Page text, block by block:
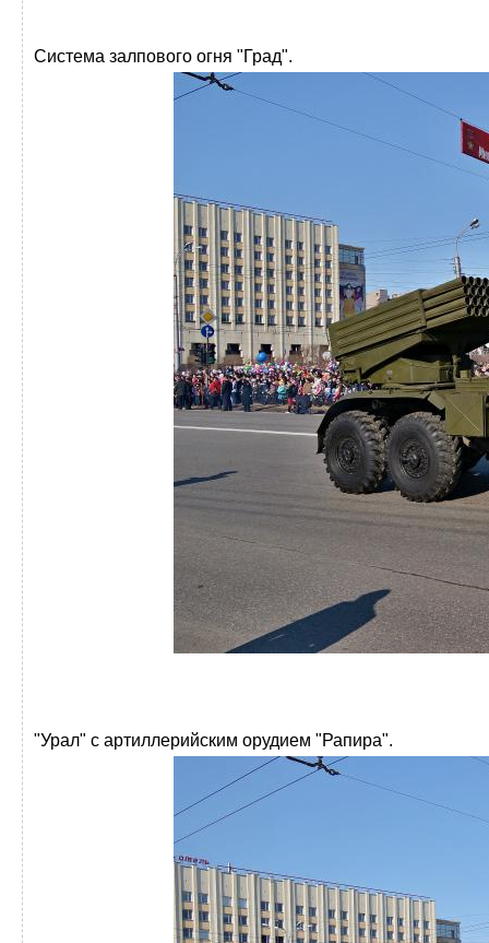
Система залпового огня "Град".
"Урал" с артиллерийским орудием "Рапира".